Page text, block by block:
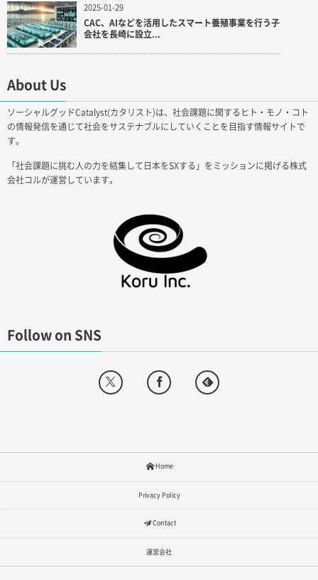
2025-01-29
CAC、AIなどを活用したスマート養殖事業を行う子
会社を長崎に設立...
About Us
ソーシャルグッドCatalyst(カタリスト)は、社会課題に関するヒト・モノ・コト
の情報発信を通じて社会をサステナブルにしていくことを目指す情報サイトで
す。
「社会課題に挑む人の力を結集して日本をSXする」をミッションに掲げる株式
会社コルが運営しています。
Follow on SNS
Home
Privacy Policy
Contact
運営会社